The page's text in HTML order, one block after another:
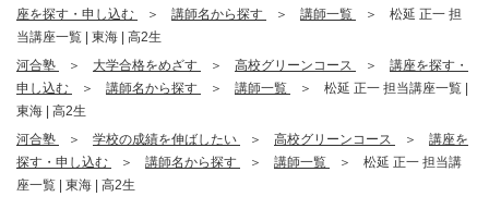
座を探す・申し込む
講師名から探す 講師一覧
松延 正一 担
当講座一覧 | 東海 | 高2生
河合塾
大学合格をめざす 高校グリーンコース
講座を探す・
申し込む
講師名から探す 講師一覧
松延 正一 担当講座一覧 |
東海 | 高2生
河合塾
学校の成績を伸ばしたい 高校グリーンコース
講座を
探す・申し込む
講師名から探す 講師一覧
松延 正一 担当講
座一覧 | 東海 | 高2生